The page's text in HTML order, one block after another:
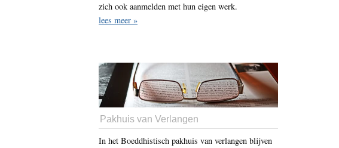
zich ook aanmelden met hun eigen werk.
lees meer »
Pakhuis van Verlangen
In het Boeddhistisch pakhuis van verlangen blijven